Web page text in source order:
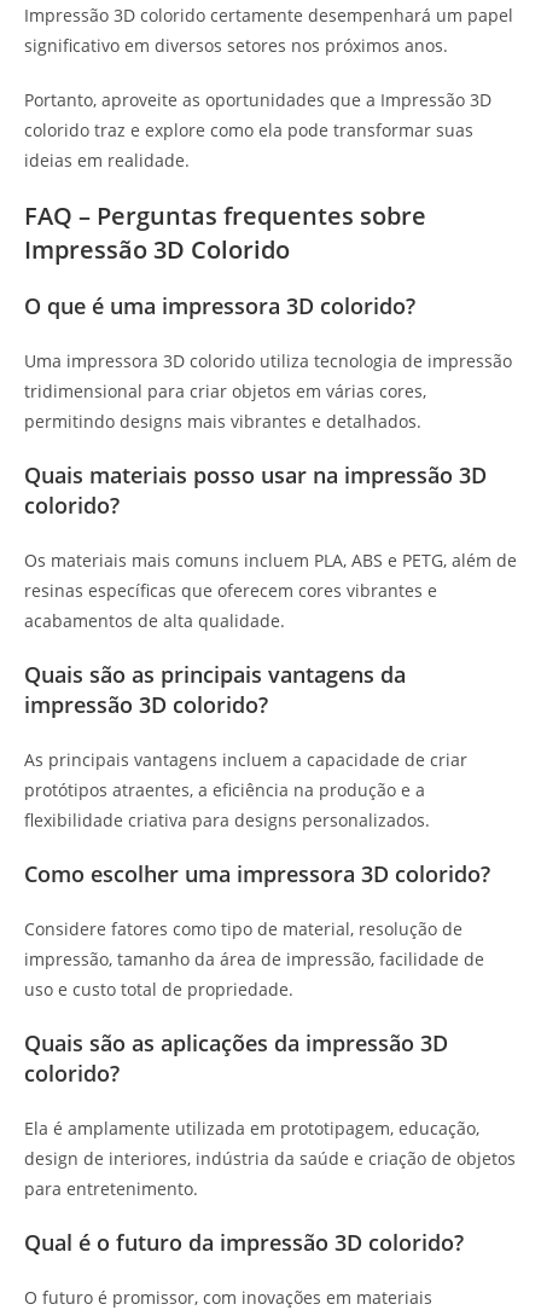
Impressão 3D colorido certamente desempenhará um papel
significativo em diversos setores nos próximos anos.
Portanto, aproveite as oportunidades que a Impressão 3D
colorido traz e explore como ela pode transformar suas
ideias em realidade.
FAQ – Perguntas frequentes sobre
Impressão 3D Colorido
O que é uma impressora 3D colorido?
Uma impressora 3D colorido utiliza tecnologia de impressão
tridimensional para criar objetos em várias cores,
permitindo designs mais vibrantes e detalhados.
Quais materiais posso usar na impressão 3D
colorido?
Os materiais mais comuns incluem PLA, ABS e PETG, além de
resinas específicas que oferecem cores vibrantes e
acabamentos de alta qualidade.
Quais são as principais vantagens da
impressão 3D colorido?
As principais vantagens incluem a capacidade de criar
protótipos atraentes, a eficiência na produção e a
flexibilidade criativa para designs personalizados.
Como escolher uma impressora 3D colorido?
Considere fatores como tipo de material, resolução de
impressão, tamanho da área de impressão, facilidade de
uso e custo total de propriedade.
Quais são as aplicações da impressão 3D
colorido?
Ela é amplamente utilizada em prototipagem, educação,
design de interiores, indústria da saúde e criação de objetos
para entretenimento.
Qual é o futuro da impressão 3D colorido?
O futuro é promissor, com inovações em materiais